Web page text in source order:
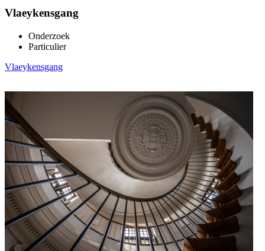
Vlaeykensgang
Onderzoek
Particulier
Vlaeykensgang